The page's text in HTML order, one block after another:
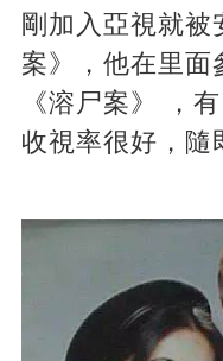
剛加入亞視就被
案》，他在里面
《溶尸案》 ，
收視率很好，隨